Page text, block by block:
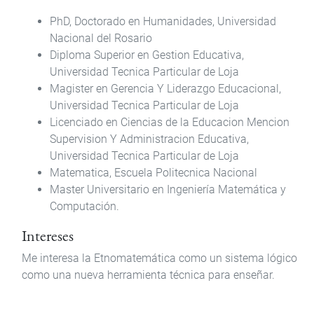
PhD, Doctorado en Humanidades, Universidad
Nacional del Rosario
Diploma Superior en Gestion Educativa,
Universidad Tecnica Particular de Loja
Magister en Gerencia Y Liderazgo Educacional,
Universidad Tecnica Particular de Loja
Licenciado en Ciencias de la Educacion Mencion
Supervision Y Administracion Educativa,
Universidad Tecnica Particular de Loja
Matematica, Escuela Politecnica Nacional
Master Universitario en Ingeniería Matemática y
Computación.
Intereses
Me interesa la Etnomatemática como un sistema lógico
como una nueva herramienta técnica para enseñar.